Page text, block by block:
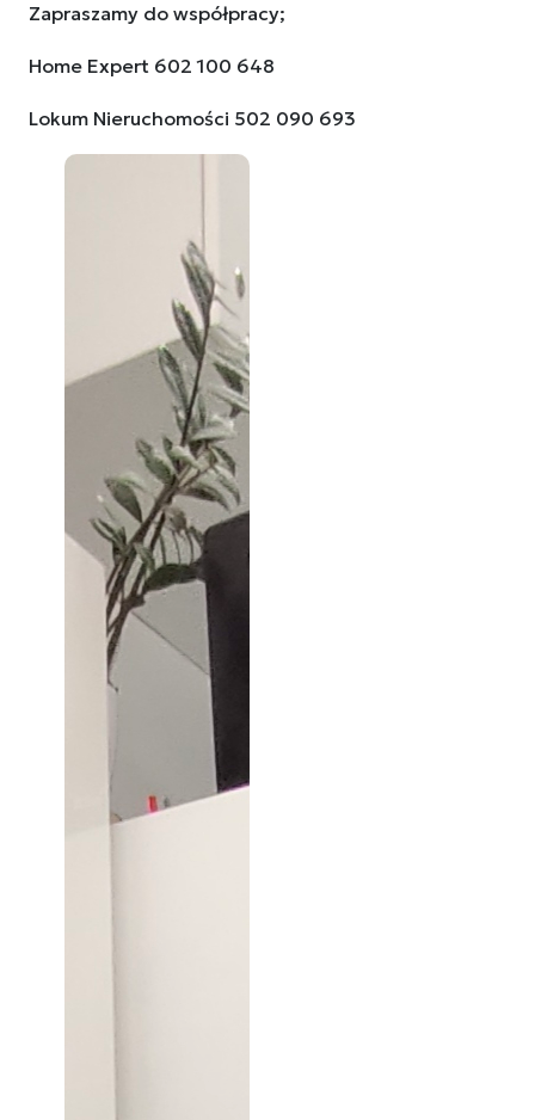
Zapraszamy do współpracy;
Home Expert 602 100 648
Lokum Nieruchomości 502 090 693